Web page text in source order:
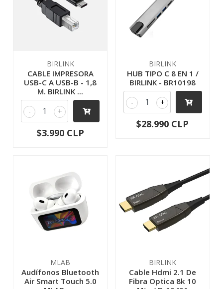
BIRLINK
CABLE IMPRESORA
USB-C A USB-B - 1,8
M. BIRLINK ...
+
-
$3.990 CLP
BIRLINK
HUB TIPO C 8 EN 1 /
BIRLINK - BR10198
+
-
$28.990 CLP
MLAB
Audífonos Bluetooth
Air Smart Touch 5.0
BIRLINK
Cable Hdmi 2.1 De
Fibra Optica 8k 10